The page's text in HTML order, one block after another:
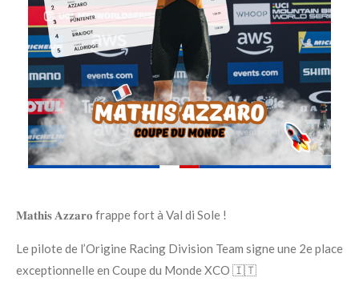
𝐌𝐚𝐭𝐡𝐢𝐬 𝐀𝐳𝐳𝐚𝐫𝐨 frappe fort à Val di Sole !
Le pilote de l’Origine Racing Division Team signe une 2e place
exceptionnelle en Coupe du Monde XCO 🇮🇹